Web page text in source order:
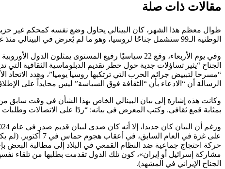
مقالات ذات صلة
الوطنية الـ99 ستشمل جناحًا لروسيا، وهو ما لم يُعرض في البينالي منذ غزو البلاد لأوكرانيا في عام 2022.
وفي يوم الأربعاء، وقع 22 سياسيًا رفيع المستوى
الجناح “يثير تساؤلات جدية حول خطر تقديم الدبلوماسية الثقافية التي
“مسرحا لتبييض جرائم الحرب التي ترتكبها روسيا يوميا”، وهدد
الرسالة أن “الادعاء بأن “الثقافة فوق السياسة” ليس محايداً على
وكانت هذه إشارة إلى بيان البينالي الخاص بهذا الشأن في وقت سابق
بمثابة قمع ثقافي. وكتب المعرض في بيانه: “ردًا على الاتصالات
على غزة في
حركة احتجاج جماعية ضد النظام القمعي في البلاد إلى مطالبة البعض
مشاركة إسرائيل أو إيران»، كون تلك الدول تقدمت بطلبها من تلقاء
الجناح الإيراني في المشهد).